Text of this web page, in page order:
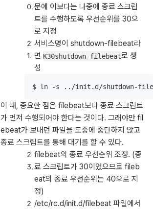
문에 이보다는 나중에 종료 스크립
트를 수행하도록 우선순위를 30으
로 지정
서비스명이 shutdown-filebeat라
면 K30shutdown-filebeat로 생
성
$ ln -s ../init.d/shutdown-
이 때, 중요한 점은 filebeat보다 종료 스크립트
가 먼저 수행되어야 한다는 것이다. 그래야만 fil
ebeat가 보내던 파일을 도중에 중단하지 않고
종료 스크립트를 통해 대기를 할 수 있다.
filebeat의 종료 우선순위 조정. (종
료 스크립트가 30이었으므로 fileb
eat의 종료 우선순위는 40으로 지
정)
/etc/rc.d/init.d/filebeat 파일에서